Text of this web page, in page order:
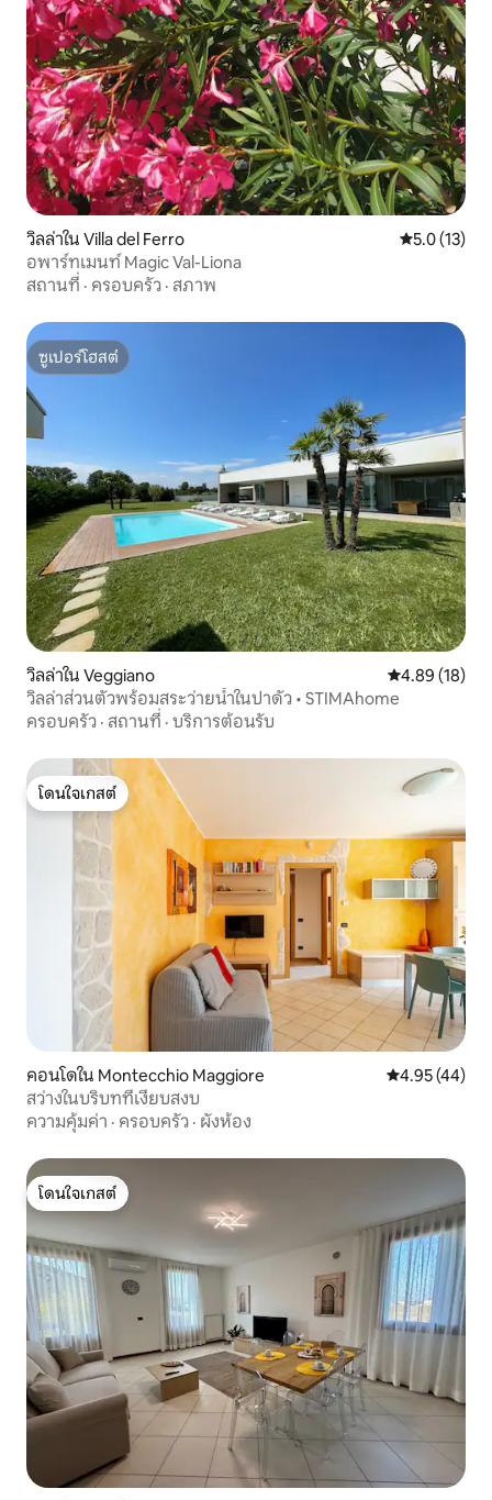
วิลล่าใน Villa del Ferro คะแนนเฉลี่ย
5.0 (13)
อพาร์ทเมนท์ Magic Val-Liona
สถานที่ · ครอบครัว · สภาพ
ซูเปอร์โฮสต์
ซูเปอร์โฮสต์
วิลล่าใน Veggiano คะแนนเฉลี่ย
4.89 (18)
วิลล่าส่วนตัวพร้อมสระว่ายน้ำในปาดัว • STIMAhome
ครอบครัว · สถานที่ · บริการต้อนรับ
โดนใจเกสต์
โดนใจเกสต์
คอนโดใน Montecchio Maggiore คะแนนเฉลี่ย
4.95 (44)
สว่างในบริบทที่เงียบสงบ
ความคุ้มค่า · ครอบครัว · ผังห้อง
โดนใจเกสต์
โดนใจเกสต์